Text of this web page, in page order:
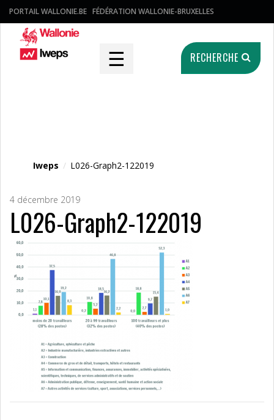
PORTAIL WALLONIE.BE FÉDÉRATION WALLONIE-BRUXELLES
☰ RECHERCHE
Iweps / L026-Graph2-122019
4 décembre 2019
L026-Graph2-122019